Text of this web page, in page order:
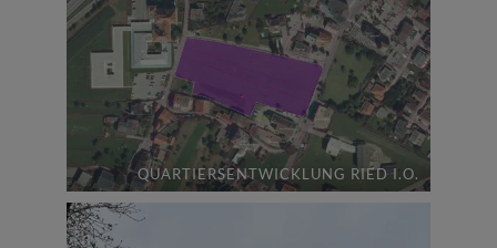
QUARTIERSENTWICKLUNG RIED I.O.